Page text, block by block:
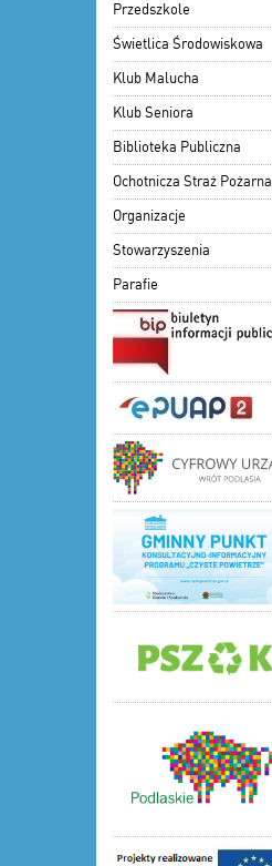
Przedszkole
Świetlica Środowiskowa
Klub Malucha
Klub Seniora
Biblioteka Publiczna
Ochotnicza Straż Pożarna
Organizacje
Stowarzyszenia
Parafie